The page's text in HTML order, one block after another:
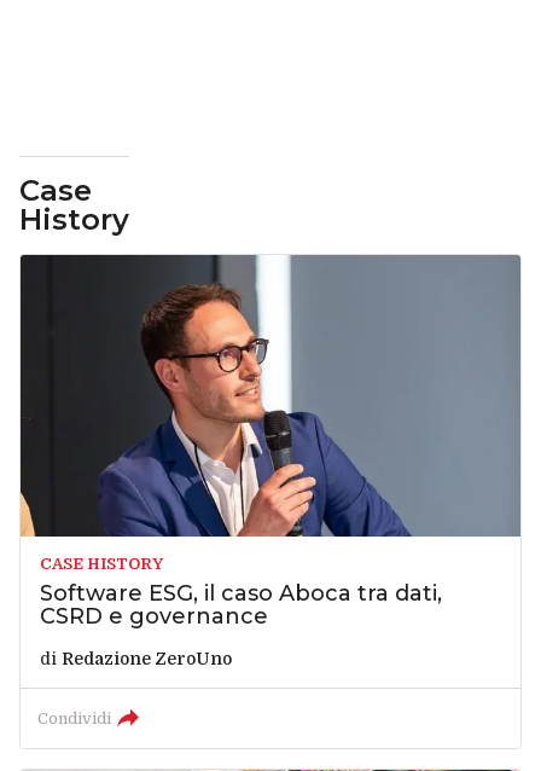
Case
History
CASE HISTORY
Software ESG, il caso Aboca tra dati,
CSRD e governance
di Redazione ZeroUno
Condividi